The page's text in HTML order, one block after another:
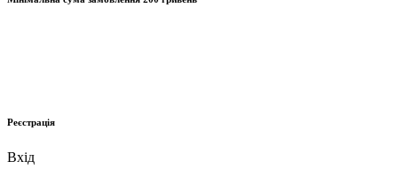
Реєстрація
Вхід